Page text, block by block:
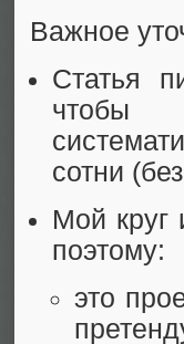
Важное
Статья
чтобы
сотни
Мой круг
поэтому:
это